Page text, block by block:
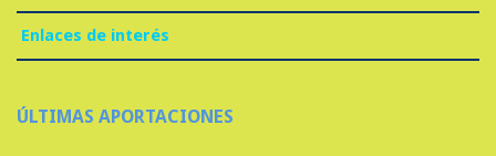
Enlaces de interés
ÚLTIMAS APORTACIONES